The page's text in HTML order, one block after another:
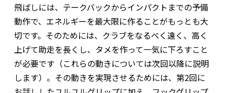
飛ばしには、テークバックからインパクトまでの予備
動作で、エネルギーを最大限に作ることがもっとも大
切です。そのためには、クラブをなるべく遠く、高く
上げて助走を長くし、タメを作って一気に下ろすこと
が必要です（これらの動きについては次回以降に説明
します）。その動きを実現させるためには、第2回に